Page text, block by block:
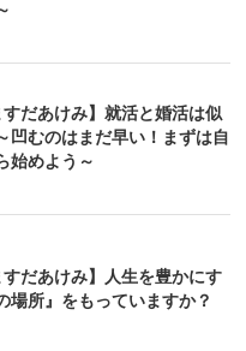
すだあけみ】就活と婚活は似
凹むのはまだ早い！まずは自
始めよう～
すだあけみ】人生を豊かにす
場所』をもっていますか？